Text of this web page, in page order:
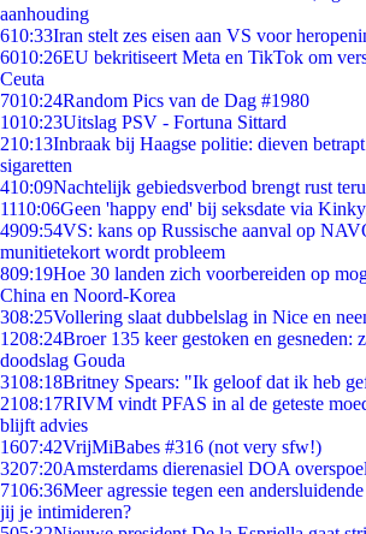
aanhouding
610:33Iran stelt zes eisen aan VS voor
6010:26EU bekritiseert Meta en TikTok om
Ceuta
7010:24Random Pics van de Dag #1980
1010:23Uitslag PSV - Fortuna Sittard
210:13Inbraak bij Haagse politie: dieven
sigaretten
410:09Nachtelijk gebiedsverbod brengt rust
1110:06Geen 'happy end' bij seksdate via
4909:54VS: kans op Russische aanval op
munitietekort wordt probleem
809:19Hoe 30 landen zich voorbereiden op
China en Noord-Korea
308:25Vollering slaat dubbelslag in Nice en
1208:24Broer 135 keer gestoken en gesneden:
doodslag Gouda
3108:18Britney Spears: "Ik geloof dat ik heb
2108:17RIVM vindt PFAS in al de geteste
blijft advies
1607:42VrijMiBabes #316 (not very sfw!)
3207:20Amsterdams dierenasiel DOA
7106:36Meer agressie tegen een
jij je intimideren?